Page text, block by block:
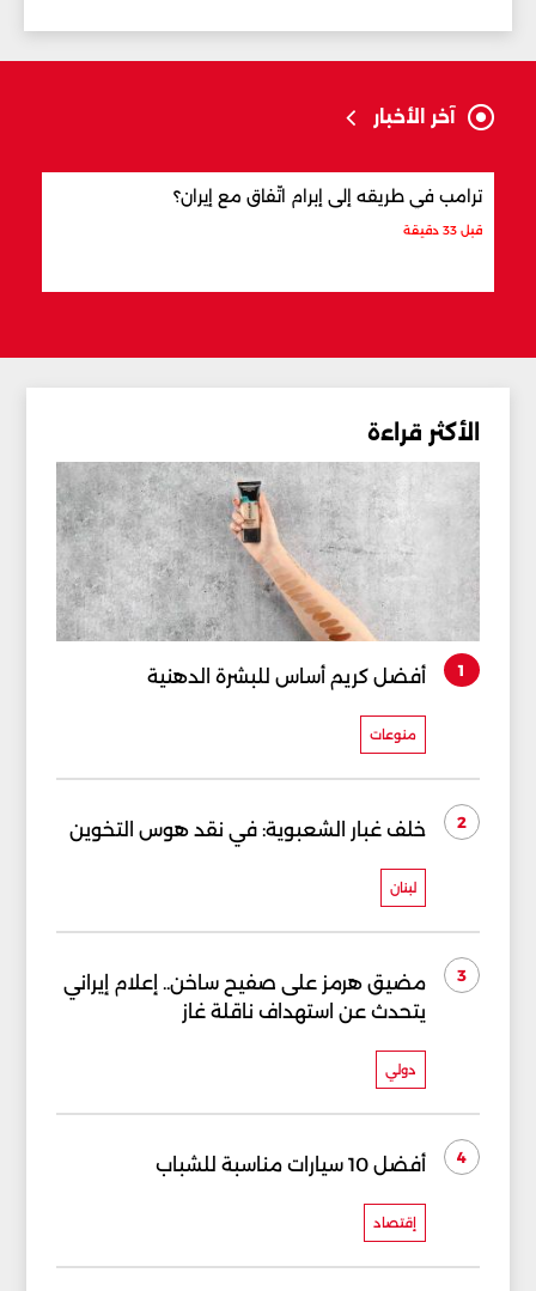
آخر الأخبار
ترامب في طريقه إلى إبرام اتّفاق مع إيران؟
قبل 33 دقيقة
الأكثر قراءة
1 أفضل كريم أساس للبشرة الدهنية
منوعات
2 خلف غبار الشعبوية: في نقد هوس التخوين
لبنان
3
مضيق هرمز على صفيح ساخن.. إعلام إيراني
يتحدث عن استهداف ناقلة غاز
دولي
4 أفضل 10 سيارات مناسبة للشباب
إقتصاد